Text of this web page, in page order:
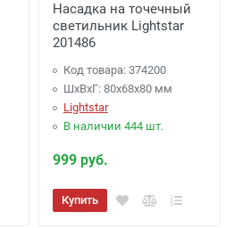
Насадка на точечный
светильник Lightstar
201486
Код товара: 374200
ШхВхГ: 80x68x80 мм
Lightstar
В наличии 444 шт.
999 руб.
Купить